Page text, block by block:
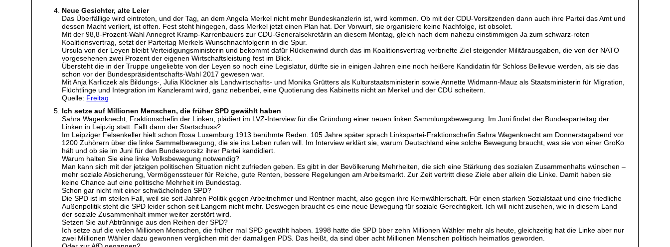
Neue Gesichter, alte Leier
Das Überfällige wird eintreten, und der Tag, an dem Angela Merkel nicht mehr Bundeskanzlerin ist, wird kommen. Ob mit der CDU-Vorsitzenden dann auch ihre Partei das Amt und
dessen Macht verliert, ist offen. Fest steht hingegen, dass Merkel jetzt einen Plan hat. Der Vorwurf, sie organisiere keine Nachfolge, ist obsolet.
Mit der 98,8-Prozent-Wahl Annegret Kramp-Karrenbauers zur CDU-Generalsekretärin an diesem Montag, gleich nach dem nahezu einstimmigen Ja zum schwarz-roten
Koalitionsvertrag, setzt der Parteitag Merkels Wunschnachfolgerin in die Spur.
Ursula von der Leyen bleibt Verteidigungsministerin und bekommt dafür Rückenwind durch das im Koalitionsvertrag verbriefte Ziel steigender Militärausgaben, die von der NATO
vorgesehenen zwei Prozent der eigenen Wirtschaftsleistung fest im Blick.
Übersteht die in der Truppe ungeliebte von der Leyen so noch eine Legislatur, dürfte sie in einigen Jahren eine noch heißere Kandidatin für Schloss Bellevue werden, als sie das
schon vor der Bundespräsidentschafts-Wahl 2017 gewesen war.
Mit Anja Karliczek als Bildungs-, Julia Klöckner als Landwirtschafts- und Monika Grütters als Kulturstaatsministerin sowie Annette Widmann-Mauz als Staatsministerin für Migration,
Flüchtlinge und Integration im Kanzleramt wird, ganz nebenbei, eine Quotierung des Kabinetts nicht an Merkel und der CDU scheitern.
Quelle: Freitag
Ich setze auf Millionen Menschen, die früher SPD gewählt haben
Sahra Wagenknecht, Fraktionschefin der Linken, plädiert im LVZ-Interview für die Gründung einer neuen linken Sammlungsbewegung. Im Juni findet der Bundesparteitag der
Linken in Leipzig statt. Fällt dann der Startschuss?
Im Leipziger Felsenkeller hielt schon Rosa Luxemburg 1913 berühmte Reden. 105 Jahre später sprach Linkspartei-Fraktionschefin Sahra Wagenknecht am Donnerstagabend vor
1200 Zuhörern über die linke Sammelbewegung, die sie ins Leben rufen will. Im Interview erklärt sie, warum Deutschland eine solche Bewegung braucht, was sie von einer GroKo
hält und ob sie im Juni für den Bundesvorsitz ihrer Partei kandidiert.
Warum halten Sie eine linke Volksbewegung notwendig?
Man kann sich mit der jetzigen politischen Situation nicht zufrieden geben. Es gibt in der Bevölkerung Mehrheiten, die sich eine Stärkung des sozialen Zusammenhalts wünschen –
mehr soziale Absicherung, Vermögenssteuer für Reiche, gute Renten, bessere Regelungen am Arbeitsmarkt. Zur Zeit vertritt diese Ziele aber allein die Linke. Damit haben sie
keine Chance auf eine politische Mehrheit im Bundestag.
Schon gar nicht mit einer schwächelnden SPD?
Die SPD ist im steilen Fall, weil sie seit Jahren Politik gegen Arbeitnehmer und Rentner macht, also gegen ihre Kernwählerschaft. Für einen starken Sozialstaat und eine friedliche
Außenpolitik steht die SPD leider schon seit Langem nicht mehr. Deswegen braucht es eine neue Bewegung für soziale Gerechtigkeit. Ich will nicht zusehen, wie in diesem Land
der soziale Zusammenhalt immer weiter zerstört wird.
Setzen Sie auf Abtrünnige aus den Reihen der SPD?
Ich setze auf die vielen Millionen Menschen, die früher mal SPD gewählt haben. 1998 hatte die SPD über zehn Millionen Wähler mehr als heute, gleichzeitig hat die Linke aber nur
zwei Millionen Wähler dazu gewonnen verglichen mit der damaligen PDS. Das heißt, da sind über acht Millionen Menschen politisch heimatlos geworden.